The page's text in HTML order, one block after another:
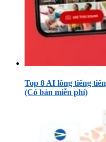
Top 8 AI lồng tiếng
(Có bản miễn phí)